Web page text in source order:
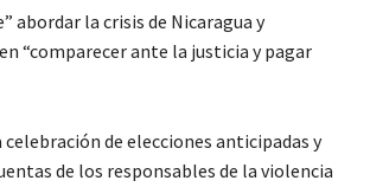
abordar la crisis de Nicaragua y
“comparecer ante la justicia y pagar
de elecciones anticipadas y
de los responsables de la violencia